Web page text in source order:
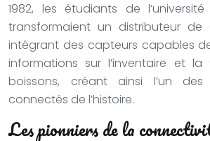
1982, les étudiants de
transformaient un distributeur
intégrant des capteurs capables
informations sur l’inventaire et la
boissons, créant ainsi l’un des
connectés de l’histoire.
Les pionniers de la